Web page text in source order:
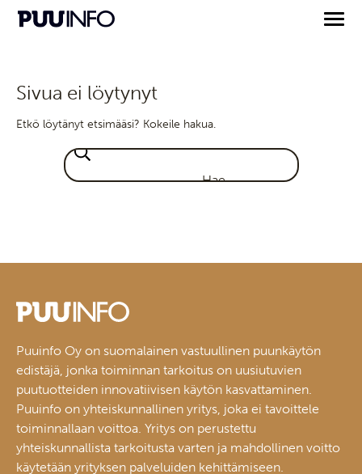
Sivua ei löytynyt
Etkö löytänyt etsimääsi? Kokeile hakua.
Puuinfo Oy on suomalainen vastuullinen puunkäytön
edistäjä, jonka toiminnan tarkoitus on uusiutuvien
puutuotteiden innovatiivisen käytön kasvattaminen.
Puuinfo on yhteiskunnallinen yritys, joka ei tavoittele
toiminnallaan voittoa. Yritys on perustettu
yhteiskunnallista tarkoitusta varten ja mahdollinen voitto
käytetään yrityksen palveluiden kehittämiseen.